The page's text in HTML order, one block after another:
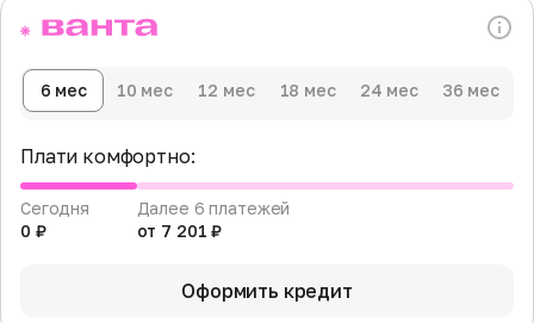
6 мес 10 мес 12 мес 18 мес 24 мес 36 мес
Плати комфортно:
Сегодня
0 ₽
Далее 6 платежей
от 7 201 ₽
Оформить кредит